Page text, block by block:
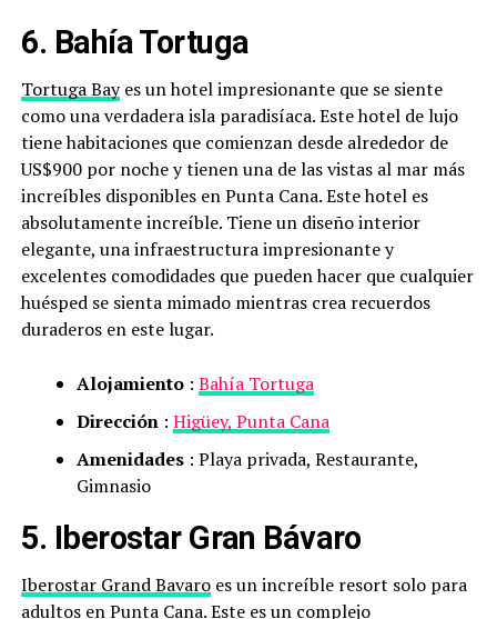
6. Bahía Tortuga
Tortuga Bayes un hotel impresionante que se siente
como una verdadera isla paradisíaca. Este hotel de lujo
tiene habitaciones que comienzan desde alrededor de
US$900 por noche y tienen una de las vistas al mar más
increíbles disponibles en Punta Cana. Este hotel es
absolutamente increíble. Tiene un diseño interior
elegante, una infraestructura impresionante y
excelentes comodidades que pueden hacer que cualquier
huésped se sienta mimado mientras crea recuerdos
duraderos en este lugar.
Alojamiento: Bahía Tortuga
Dirección: Higüey, Punta Cana
Amenidades: Playa privada, Restaurante,
Gimnasio
5. Iberostar Gran Bávaro
Iberostar Grand Bavaroes un increíble resort solo para
adultos en Punta Cana. Este es un complejo